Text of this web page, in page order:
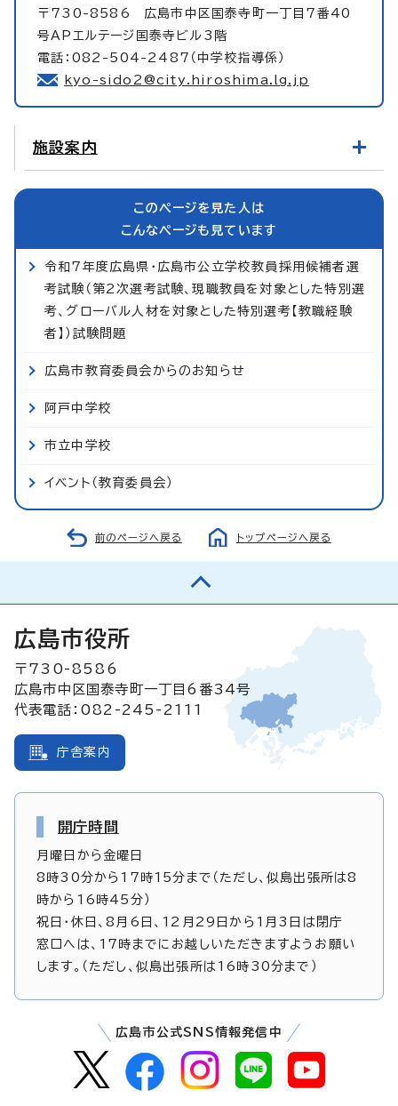
〒730-8586 広島市中区国泰寺町一丁目7番40
号APエルテージ国泰寺ビル3階
電話：082-504-2487（中学校指導係）
kyo-sido2@city.hiroshima.lg.jp
施設案内
このページを見た人は
こんなページも見ています
令和7年度広島県・広島市公立学校教員採用候補者選
考試験（第2次選考試験、現職教員を対象とした特別選
考、グローバル人材を対象とした特別選考【教職経験
者】）試験問題
広島市教育委員会からのお知らせ
阿戸中学校
市立中学校
イベント（教育委員会）
前のページへ戻る トップページへ戻る
広島市役所
〒730-8586
広島市中区国泰寺町一丁目6番34号
代表電話：082-245-2111
庁舎案内
開庁時間
月曜日から金曜日
8時30分から17時15分まで（ただし、似島出張所は8
時から16時45分）
祝日・休日、8月6日、12月29日から1月3日は閉庁
窓口へは、17時までにお越しいただきますようお願い
します。（ただし、似島出張所は16時30分まで）
広島市公式SNS情報発信中